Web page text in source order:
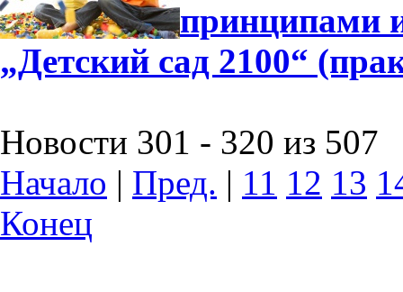
принципами
„Детский сад 2100“
Новости 301 - 320 из 507
Начало | Пред. | 11 12 13
Конец